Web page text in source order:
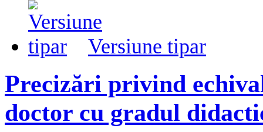
Versiune tipar
Precizări privind
doctor cu gradul